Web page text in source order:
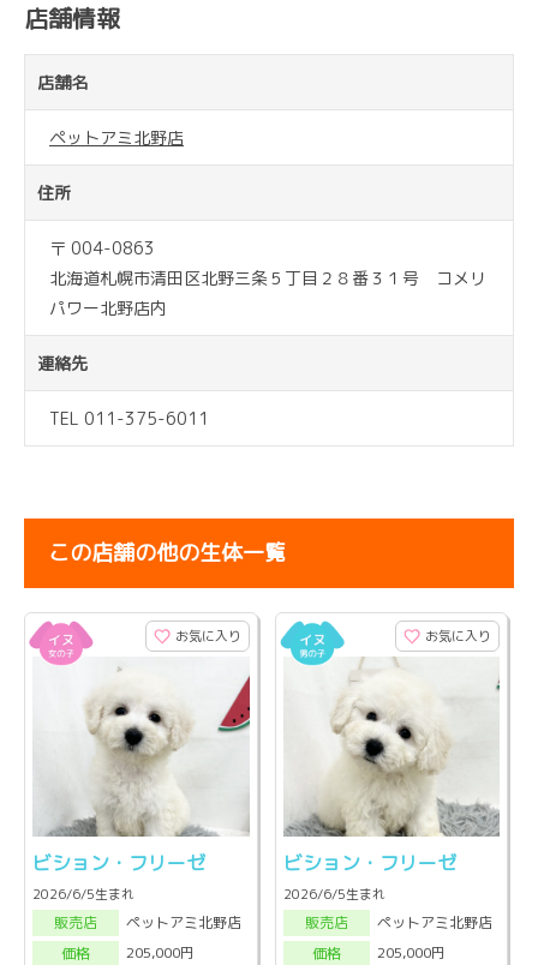
店舗情報
店舗名
ペットアミ北野店
住所
〒 004-0863
北海道札幌市清田区北野三条５丁目２８番３１号 コメリ
パワー北野店内
連絡先
TEL 011-375-6011
この店舗の他の生体一覧
お気に入り
ビション・フリーゼ
2026/6/5生まれ
販売店
ペットアミ北野店
価格
205,000円
お気に入り
ビション・フリーゼ
2026/6/5生まれ
販売店
ペットアミ北野店
価格
205,000円